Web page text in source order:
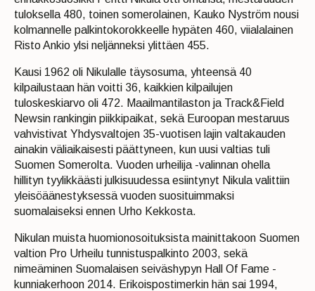
tuloksella 480, toinen somerolainen, Kauko Nyström nousi
kolmannelle palkintokorokkeelle hypäten 460, viialalainen
Risto Ankio ylsi neljänneksi ylittäen 455.
Kausi 1962 oli Nikulalle täysosuma, yhteensä 40
kilpailustaan hän voitti 36, kaikkien kilpailujen
tuloskeskiarvo oli 472. Maailmantilaston ja Track&Field
Newsin rankingin piikkipaikat, sekä Euroopan mestaruus
vahvistivat Yhdysvaltojen 35-vuotisen lajin valtakauden
ainakin väliaikaisesti päättyneen, kun uusi valtias tuli
Suomen Somerolta. Vuoden urheilija -valinnan ohella
hillityn tyylikkäästi julkisuudessa esiintynyt Nikula valittiin
yleisöäänestyksessä vuoden suosituimmaksi
suomalaiseksi ennen Urho Kekkosta.
Nikulan muista huomionosoituksista mainittakoon Suomen
valtion Pro Urheilu tunnistuspalkinto 2003, sekä
nimeäminen Suomalaisen seiväshypyn Hall Of Fame -
kunniakerhoon 2014. Erikoispostimerkin hän sai 1994,